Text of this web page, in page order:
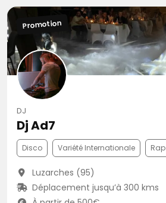
Promotion
DJ
Dj Ad7
Disco Variété Internationale Rap
Luzarches (95)
Déplacement jusqu’à 300 kms